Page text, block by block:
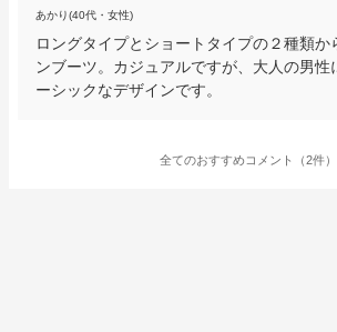
あかり(40代・女性)
ロングタイプとショートタイプの２種類か
ンブーツ。カジュアルですが、大人の男性
ーシックなデザインです。
全てのおすすめコメント（2件）